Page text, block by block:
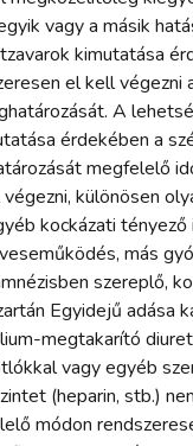
vagy a másik
kimutatása
el kell végezni
A
érdekében a
megfelelő
különösen
kockázati tényező
más
szereplő,
Egyidejű adása
megtakarító
vagy egyéb
(heparin, stb.)
módon